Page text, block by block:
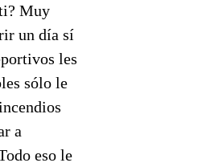
Muy
un día sí
les
sólo le
a
eso le